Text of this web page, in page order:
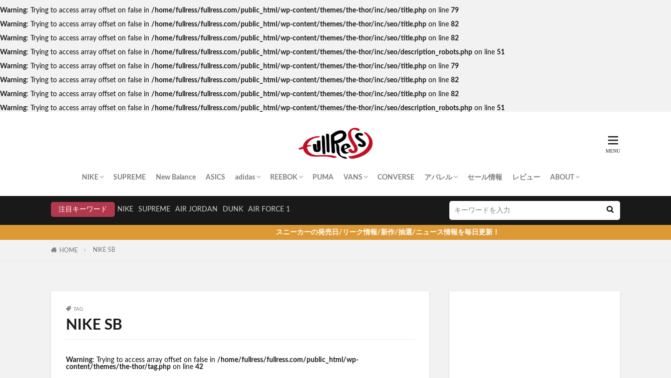
Warning: Trying to access array offset on false in /home/fullress/fullress.com/public_html/wp-content/themes/the-thor/inc/seo/title.php on line 79
Warning: Trying to access array offset on false in /home/fullress/fullress.com/public_html/wp-content/themes/the-thor/inc/seo/title.php on line 82
Warning: Trying to access array offset on false in /home/fullress/fullress.com/public_html/wp-content/themes/the-thor/inc/seo/title.php on line 82
Warning: Trying to access array offset on false in /home/fullress/fullress.com/public_html/wp-content/themes/the-thor/inc/seo/description_robots.php on line 51
Warning: Trying to access array offset on false in /home/fullress/fullress.com/public_html/wp-content/themes/the-thor/inc/seo/title.php on line 79
Warning: Trying to access array offset on false in /home/fullress/fullress.com/public_html/wp-content/themes/the-thor/inc/seo/title.php on line 82
Warning: Trying to access array offset on false in /home/fullress/fullress.com/public_html/wp-content/themes/the-thor/inc/seo/title.php on line 82
Warning: Trying to access array offset on false in /home/fullress/fullress.com/public_html/wp-content/themes/the-thor/inc/seo/description_robots.php on line 51
NIKE SUPREME New Balance ASICS adidas REEBOK PUMA VANS CONVERSE アパレル セール情報 レビュー ABOUT
注目キーワード
NIKE SUPREME AIR JORDAN DUNK AIR FORCE 1
スニーカーの発売日/リーク情報/新作/抽選/ニュース情報を毎日更新！
HOME NIKE SB
TAG
NIKE SB
Warning: Trying to access array offset on false in /home/fullress/fullress.com/public_html/wp-
content/themes/the-thor/tag.php on line 42